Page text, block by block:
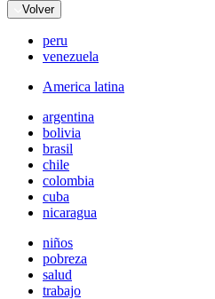
Volver
peru
venezuela
America latina
argentina
bolivia
brasil
chile
colombia
cuba
nicaragua
niños
pobreza
salud
trabajo